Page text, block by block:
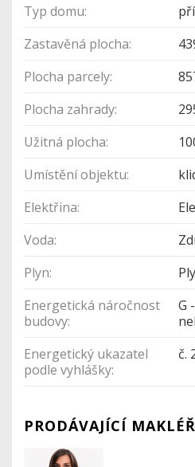
Typ domu:
Zastavěná plocha:
Plocha parcely:
Plocha zahrady:
Užitná plocha:
Umístění objektu:
Elektřina:
Voda:
Plyn:
Energetická náročnost
budovy:
G
Energetický ukazatel
podle vyhlášky:
č.
PRODÁVAJÍCÍ MAKLÉŘ